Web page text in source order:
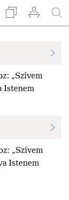
„Szívem
Istenem
„Szívem
Istenem